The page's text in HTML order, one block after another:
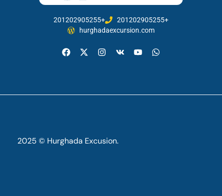
201202905255+
201202905255+
hurghadaexcursion.com
2025 © Hurghada Excusion.